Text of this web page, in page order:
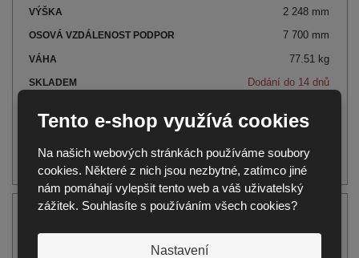
Tento e-shop využívá cookies
Na našich webových stránkách používáme soubory
cookies. Některé z nich jsou nezbytné, zatímco jiné
nám pomáhají vylepšit tento web a váš uživatelský
zážitek. Souhlasíte s používáním všech cookies?
Nastavení
2 248 mm
7 700 mm
77.51 kg
Dodání do 14 dnů
5 586,87 Kč